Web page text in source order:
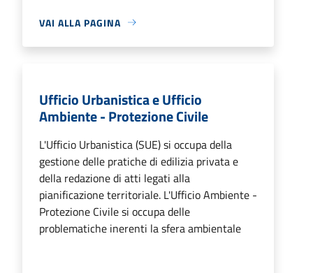
VAI ALLA PAGINA
Ufficio Urbanistica e Ufficio
Ambiente - Protezione Civile
L'Ufficio Urbanistica (SUE) si occupa della
gestione delle pratiche di edilizia privata e
della redazione di atti legati alla
pianificazione territoriale. L'Ufficio Ambiente -
Protezione Civile si occupa delle
problematiche inerenti la sfera ambientale